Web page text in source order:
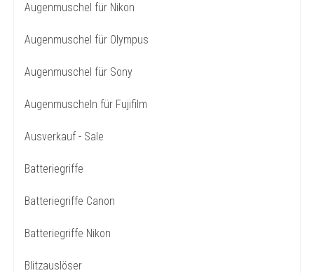
Augenmuschel für Nikon
Augenmuschel für Olympus
Augenmuschel für Sony
Augenmuscheln für Fujifilm
Ausverkauf - Sale
Batteriegriffe
Batteriegriffe Canon
Batteriegriffe Nikon
Blitzauslöser